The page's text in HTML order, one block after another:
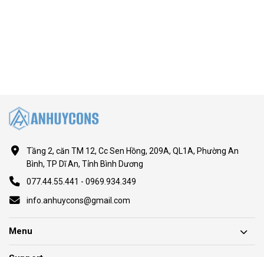
Tầng 2, căn TM 12, Cc Sen Hồng, 209A, QL1A, Phường An
Bình, TP Dĩ An, Tỉnh Bình Dương
077.44.55.441 - 0969.934.349
info.anhuycons@gmail.com
Menu